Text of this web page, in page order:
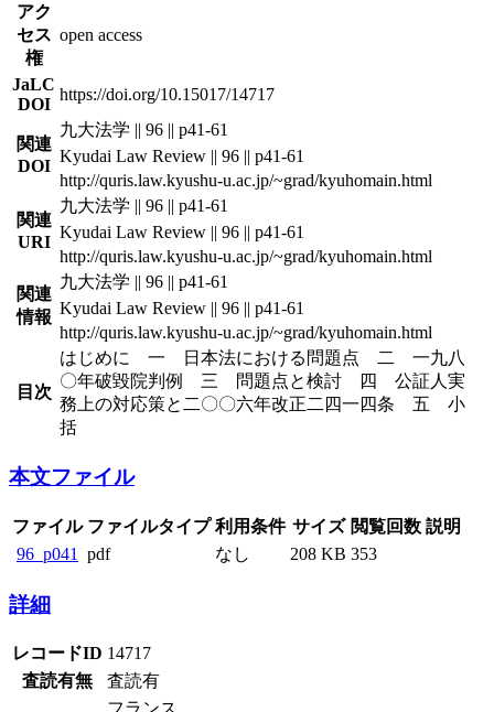
アク
セス
権
open access
JaLC
DOI
https://doi.org/10.15017/14717
関連
DOI
九大法学 || 96 || p41-61
Kyudai Law Review || 96 || p41-61
http://quris.law.kyushu-u.ac.jp/~grad/kyuhomain.html
関連
URI
九大法学 || 96 || p41-61
Kyudai Law Review || 96 || p41-61
http://quris.law.kyushu-u.ac.jp/~grad/kyuhomain.html
関連
情報
九大法学 || 96 || p41-61
Kyudai Law Review || 96 || p41-61
http://quris.law.kyushu-u.ac.jp/~grad/kyuhomain.html
目次
はじめに 一 日本法における問題点 二 一九八
〇年破毀院判例 三 問題点と検討 四 公証人実
務上の対応策と二〇〇六年改正二四一四条 五 小
括
本文ファイル
ファイル ファイルタイプ 利用条件 サイズ 閲覧回数 説明
96_p041
pdf なし 208 KB 353
詳細
レコードID 14717
査読有無
査読有